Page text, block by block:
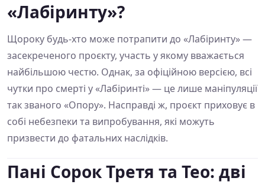
«Лабіринту»?
Щороку будь-хто може потрапити до «Лабіринту» —
засекреченого проєкту, участь у якому вважається
найбільшою честю. Однак, за офіційною версією, всі
чутки про смерті у «Лабіринті» — це лише маніпуляції
так званого «Опору». Насправді ж, проєкт приховує в
собі небезпеки та випробування, які можуть
призвести до фатальних наслідків.
Пані Сорок Третя та Тео: дві